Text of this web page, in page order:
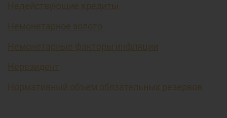
Недействующие кредиты
Немонетарное золото
Немонетарные факторы инфляции
Нерезидент
Нормативный объем обязательных резервов